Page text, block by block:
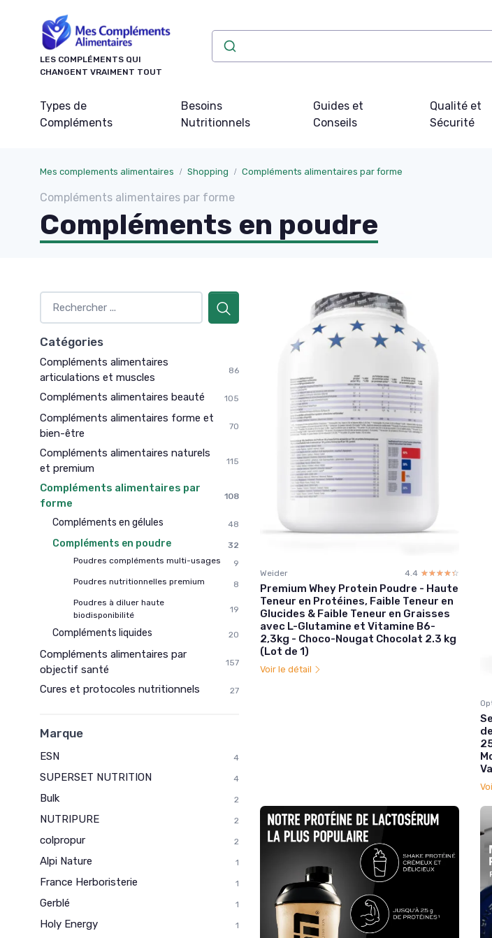
LES COMPLÉMENTS QUI
CHANGENT VRAIMENT TOUT
Types de
Compléments
Besoins
Nutritionnels
Guides et
Conseils
Qualité et
Sécurité
Mes complements alimentaires Shopping Compléments alimentaires par forme
Compléments alimentaires par forme
Compléments en poudre
Catégories
Compléments alimentaires
articulations et muscles
86
Compléments alimentaires beauté 105
Compléments alimentaires forme et
bien-être
70
Compléments alimentaires naturels
et premium
115
Compléments alimentaires par
forme
108
Compléments en gélules 48
Compléments en poudre
32
Poudres compléments multi-usages
9
Poudres nutritionnelles premium
8
Poudres à diluer haute
biodisponibilité
19
Compléments liquides 20
Compléments alimentaires par
objectif santé
157
Cures et protocoles nutritionnels 27
Marque
ESN 4
SUPERSET NUTRITION 4
Bulk 2
NUTRIPURE 2
colpropur 2
Alpi Nature 1
France Herboristerie 1
Gerblé 1
Holy Energy 1
Weider 4.4 ☆☆☆☆☆
★★★★★
Premium Whey Protein Poudre - Haute
Teneur en Protéines, Faible Teneur en
Glucides & Faible Teneur en Graisses
avec L-Glutamine et Vitamine B6-
2,3kg - Choco-Nougat Chocolat 2.3 kg
(Lot de 1)
Voir le détail